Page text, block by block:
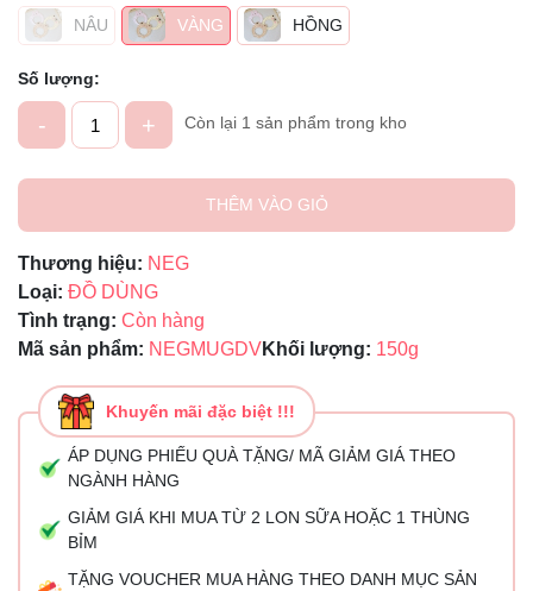
NÂU
VÀNG HỒNG
Số lượng:
- + Còn lại 1 sản phẩm trong kho
THÊM VÀO GIỎ
Thương hiệu: NEG
Loại: ĐỒ DÙNG
Tình trạng: Còn hàng
Mã sản phẩm: NEGMUGDVKhối lượng: 150g
Khuyến mãi đặc biệt !!!
ÁP DỤNG PHIẾU QUÀ TẶNG/ MÃ GIẢM GIÁ THEO
NGÀNH HÀNG
GIẢM GIÁ KHI MUA TỪ 2 LON SỮA HOẶC 1 THÙNG
BỈM
TẶNG VOUCHER MUA HÀNG THEO DANH MỤC SẢN